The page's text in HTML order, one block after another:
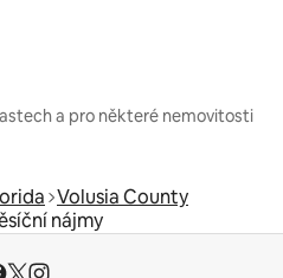
a pro některé nemovitosti
Volusia County
nájmy